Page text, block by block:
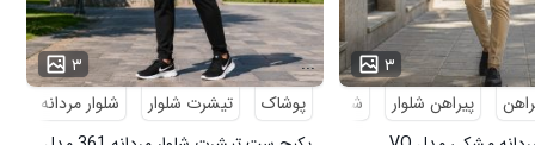
۳
پیراهن شلوار
شلوار مردانه
۳
...
پوشاک
تیشرت شلوار شلوار مردانه